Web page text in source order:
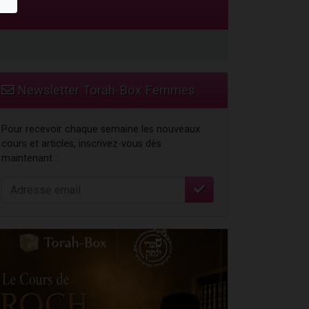
Newsletter Torah-Box Femmes
Pour recevoir chaque semaine les nouveaux
cours et articles, inscrivez-vous dès
maintenant :